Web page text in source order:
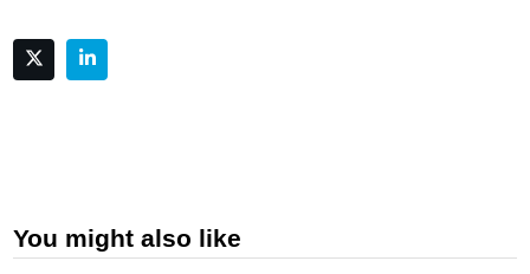
You might also like